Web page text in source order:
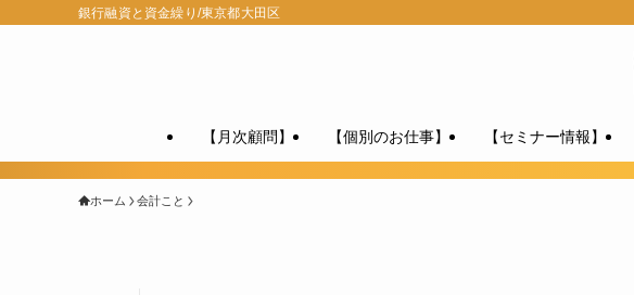
銀行融資と資金繰り/東京都大田区
【月次顧問】 【個別のお仕事】 【セミナー情報】
ホーム 会計こと